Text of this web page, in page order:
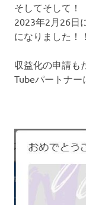
そしてそして！
2023年2月26日
になりました！！
収益化の申請も
Tubeパートナー